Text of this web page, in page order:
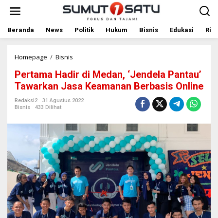
t
Beranda News Politik Hukum Bisnis Edukasi
Homepage / Bisnis
r
t
a
m
d
i
r
d
i
M
e
d
a
n
Pertama Hadir di Medan, ‘Jendela Pantau’
Tawarkan Jasa Keamanan Berbasis Online
Redaksi2
31 Agustus 2022
Bisnis
433 Dilihat